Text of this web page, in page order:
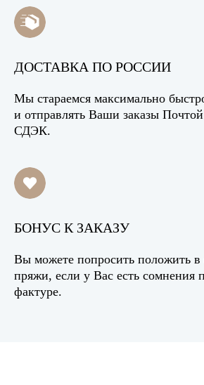
ДОСТАВКА ПО РОССИИ
Мы стараемся максимально
и отправлять Ваши заказы
СДЭК.
БОНУС К ЗАКАЗУ
Вы можете попросить положить в
пряжи, если у Вас есть сомнения
фактуре.